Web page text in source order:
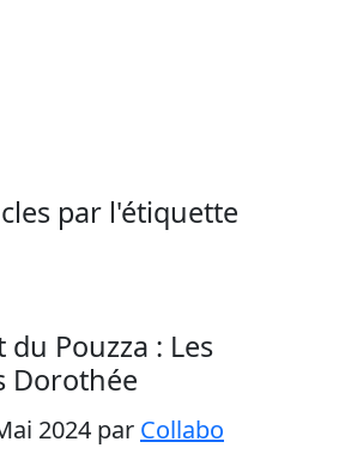
par l'étiquette
Pouzza : Les
Dorothée
2024 par Collabo